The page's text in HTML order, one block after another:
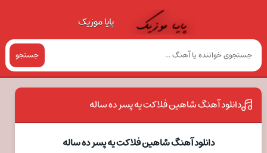
پایا موزیک
جستجو
دانلود آهنگ شاهین فلاکت یه پسر ده ساله
دانلود آهنگ شاهین فلاکت یه پسر ده ساله